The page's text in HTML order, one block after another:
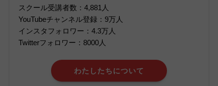
スクール受講者数：4,881人
YouTubeチャンネル登録：9万人
インスタフォロワー：4.3万人
Twitterフォロワー：8000人
わたしたちについて